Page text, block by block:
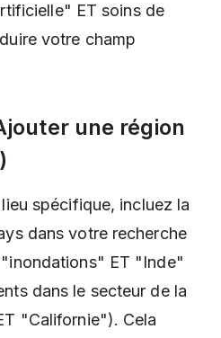
ET soins de
votre champ
une région
spécifique, incluez la
dans votre recherche
ET "Inde"
dans le secteur de la
"Californie"). Cela